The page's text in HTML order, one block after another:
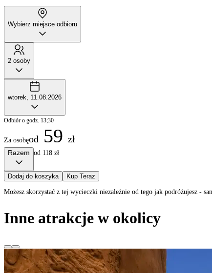
Wybierz miejsce odbioru
2 osoby
wtorek, 11.08.2026
Odbiór o godz. 13;30
Za osobęod 59 zł
Razem od 118 zł
Dodaj do koszyka Kup Teraz
Możesz skorzystać z tej wycieczki niezależnie od tego jak podróżujesz -
Inne atrakcje w okolicy